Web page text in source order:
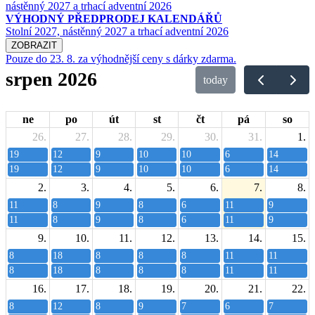
VÝHODNÝ PŘEDPRODEJ KALENDÁŘŮ
Stolní 2027, nástěnný 2027 a trhací adventní 2026
ZOBRAZIT
Pouze do 23. 8. za výhodnější ceny s dárky zdarma.
srpen 2026 today
ne po út st čt pá
so
26.
19
19
27.
12
12
28.
9
9
29.
10
10
30.
10
10
31.
6
6
1.
14
14
2.
11
11
3.
8
8
4.
9
9
5.
8
8
6.
6
6
7.
11
11
8.
9
9
9.
8
8
10.
18
18
11.
8
8
12.
8
8
13.
8
8
14.
11
11
15.
11
11
16.
8
17.
12
18.
8
19.
9
20.
7
21.
6
22.
7